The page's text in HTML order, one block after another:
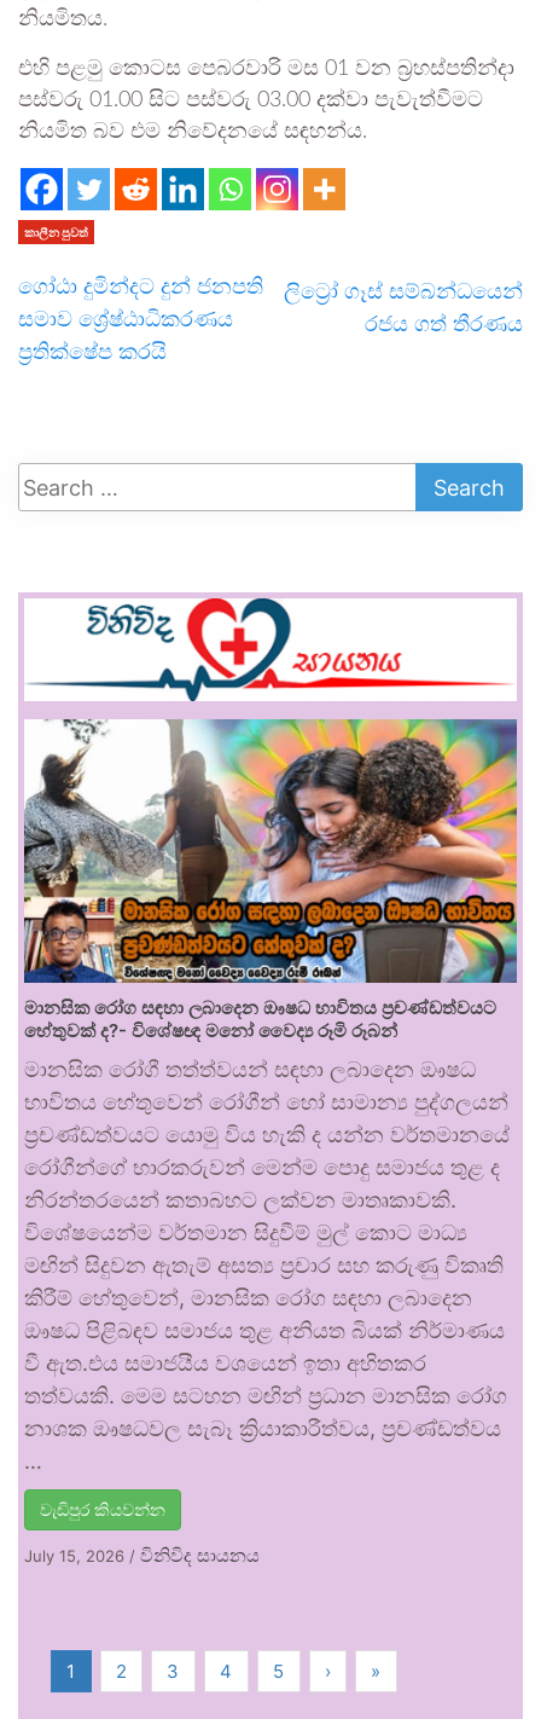
නියමිතය.
එහි පළමු කොටස පෙබරවාරි මස 01 වන බ්‍රහස්පතින්දා
පස්වරු 01.00 සිට පස්වරු 03.00 දක්වා පැවැත්වීමට
නියමිත බව එම නිවේදනයේ සඳහන්ය.
කාලීන පුවත්
ගෝඨා දුමින්දට දුන් ජනපති
සමාව ශ්‍රේෂ්ඨාධිකරණය
ප්‍රතික්ෂේප කරයි
ලිට්‍රෝ ගෑස් සම්බන්ධයෙන්
රජය ගත් තීරණය
මානසික රෝග සඳහා ලබාදෙන ඖෂධ භාවිතය ප්‍රචණ්ඩත්වයට
හේතුවක් ද?- විශේෂඥ මනෝ වෛද්‍ය රූමි රූබන්
මානසික රෝගී තත්ත්වයන් සඳහා ලබාදෙන ඖෂධ
භාවිතය හේතුවෙන් රෝගීන් හෝ සාමාන්‍ය පුද්ගලයන්
ප්‍රචණ්ඩත්වයට යොමු විය හැකි ද යන්න වර්තමානයේ
රෝගීන්ගේ භාරකරුවන් මෙන්ම පොදු සමාජය තුළ ද
නිරන්තරයෙන් කතාබහට ලක්වන මාතෘකාවකි.
විශේෂයෙන්ම වර්තමාන සිදුවීම් මුල් කොට මාධ්‍ය
මඟින් සිදුවන ඇතැම් අසත්‍ය ප්‍රචාර සහ කරුණු විකෘති
කිරීම් හේතුවෙන්, මානසික රෝග සඳහා ලබාදෙන
ඖෂධ පිළිබඳව සමාජය තුළ අනියත බියක් නිර්මාණය
වී ඇත.එය සමාජයීය වශයෙන් ඉතා අහිතකර
තත්වයකි. මෙම සටහන මඟින් ප්‍රධාන මානසික රෝග
නාශක ඖෂධවල සැබෑ ක්‍රියාකාරීත්වය, ප්‍රචණ්ඩත්වය
…
වැඩිපුර කියවන්න
July 15, 2026 / විනිවිද සායනය
1 2 3 4 5 › »